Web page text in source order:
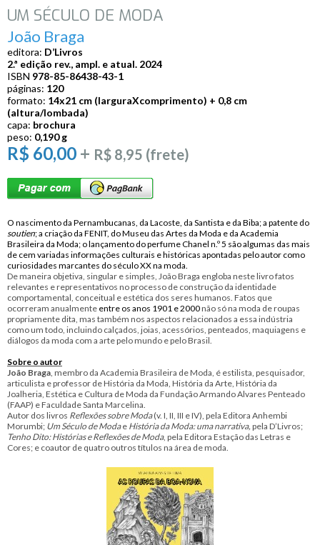
UM SÉCULO DE MODA
João Braga
editora: D’Livros
2.ª edição rev., ampl. e atual. 2024
ISBN 978-85-86438-43-1
páginas: 120
formato: 14x21 cm (larguraXcomprimento) + 0,8 cm
(altura/lombada)
capa: brochura
peso: 0,190 g
R$ 60,00 + R$ 8,95 (frete)
O nascimento da Pernambucanas, da Lacoste, da Santista e da Biba; a patente do
soutien; a criação da FENIT, do Museu das Artes da Moda e da Academia
Brasileira da Moda; o lançamento do perfume Chanel n.º 5 são algumas das mais
de cem variadas informações culturais e históricas apontadas pelo autor como
curiosidades marcantes do século XX na moda.
De maneira objetiva, singular e simples, João Braga engloba neste livro fatos
relevantes e representativos no processo de construção da identidade
comportamental, conceitual e estética dos seres humanos. Fatos que
ocorreram anualmente entre os anos 1901 e 2000não só na moda de roupas
propriamente dita, mas também nos aspectos relacionados a essa indústria
como um todo, incluindo calçados, joias, acessórios, penteados, maquiagens e
diálogos da moda com a arte pelo mundo e pelo Brasil.
Sobre o autor
João Braga, membro da Academia Brasileira de Moda, é estilista, pesquisador,
articulista e professor de História da Moda, História da Arte, História da
Joalheria, Estética e Cultura de Moda da Fundação Armando Alvares Penteado
(FAAP) e Faculdade Santa Marcelina.
Autor dos livros Reflexões sobre Moda(v. I, II, III e IV), pela Editora Anhembi
Morumbi; Um Século de Modae História da Moda: uma narrativa, pela D’Livros;
Tenho Dito: Histórias e Reflexões de Moda, pela Editora Estação das Letras e
Cores; e coautor de quatro outros títulos na área de moda.